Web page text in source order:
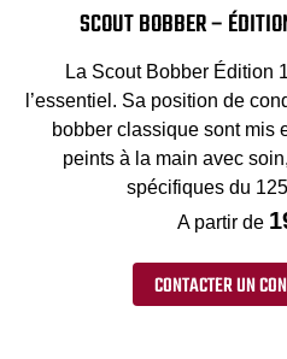
SCOUT BOBBER –
La Scout Bobber Édition
l’essentiel. Sa position de
bobber classique sont mis
peints à la main avec
spécifiques du
A partir de
CONTACTER UN